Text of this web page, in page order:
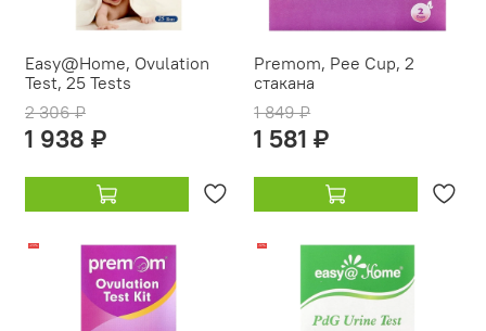
Easy@Home, Ovulation
Test, 25 Tests
2 306 ₽
1 938 ₽
Premom, Pee Cup, 2
стакана
1 849 ₽
1 581 ₽
-23% -12%